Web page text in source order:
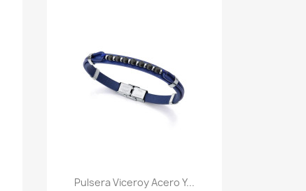
Vista rápida
Pulsera Viceroy Acero Y...